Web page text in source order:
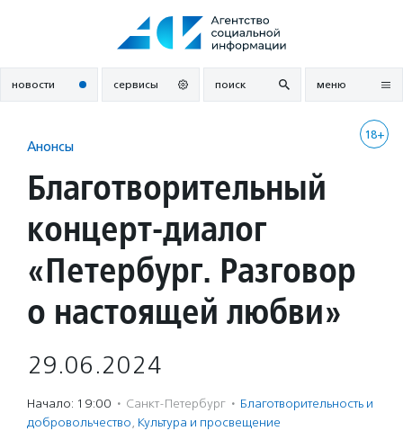
новости сервисы поиск меню
18+
Анонсы
Благотворительный
концерт-диалог
«Петербург. Разговор
о настоящей любви»
29.06.2024
Начало: 19:00 · Санкт-Петербург · Благотвори­тель­ность и
доброволь­чест­во, Культура и просвещение